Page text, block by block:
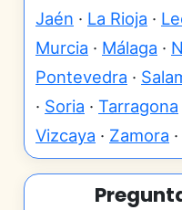
Jaén · La Rioja ·
Murcia · Málaga ·
Pontevedra ·
· Soria · Tarragona
Vizcaya · Zamora ·